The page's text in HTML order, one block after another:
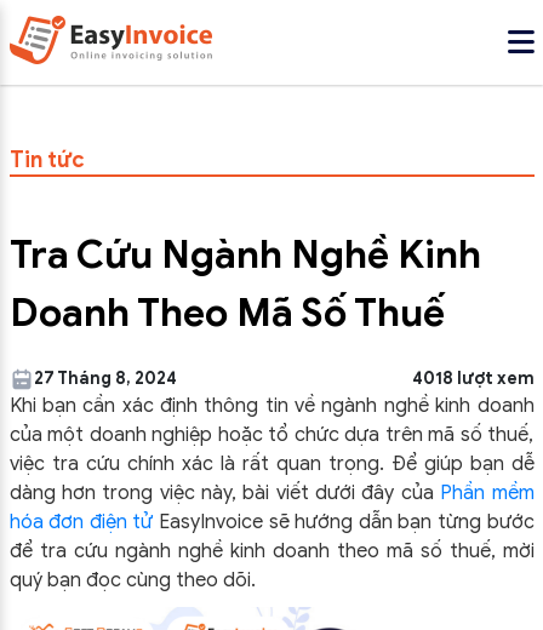
Tin tức
Tra Cứu Ngành Nghề Kinh
Doanh Theo Mã Số Thuế
27 Tháng 8, 2024 4018 lượt xem
Khi bạn cần xác định thông tin về ngành nghề kinh doanh
của một doanh nghiệp hoặc tổ chức dựa trên mã số thuế,
việc tra cứu chính xác là rất quan trọng. Để giúp bạn dễ
dàng hơn trong việc này, bài viết dưới đây của Phần mềm
hóa đơn điện tử EasyInvoice sẽ hướng dẫn bạn từng bước
để tra cứu ngành nghề kinh doanh theo mã số thuế, mời
quý bạn đọc cùng theo dõi.